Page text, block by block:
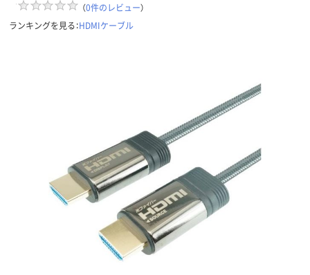
（0件のレビュー）
ランキングを見る：HDMIケーブル